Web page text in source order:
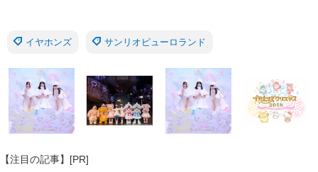
イヤホンズ サンリオピューロランド
【注目の記事】[PR]